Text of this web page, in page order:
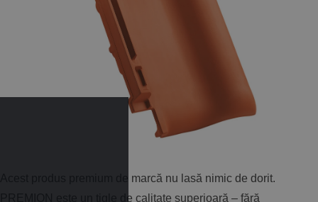
Acest produs premium de marcă nu lasă nimic de dorit.
PREMION este un țigle de calitate superioară – fără